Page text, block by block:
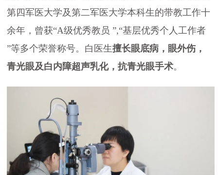
第四军医大学及第二军医大学本科生的带教工作十
余年，曾获“A级优秀教员 ”,“基层优秀个人工作者
”等多个荣誉称号。白医生擅长眼底病，眼外伤，
青光眼及白内障超声乳化，抗青光眼手术。